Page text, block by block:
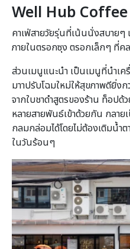
Well Hub Coffee
คาเฟ่สายวัยรุ่นที่เน้นนั่งสบายๆ
ภายในตรอกซุง ตรอกเล็กๆ ที่ค
ส่วนเมนูแนะนำ เป็นเมนูที่นำเค
มาาปรับโฉมใหม่ให้สุขภาพดียิ่ง
จากใบชาดำสูตรของร้าน ท็อป
หลายสายพันธ์เข้าด้วยกัน กลาย
กลมกล่อมได้โดยไม่ต้องเติมน้ำ
ในวันร้อนๆ